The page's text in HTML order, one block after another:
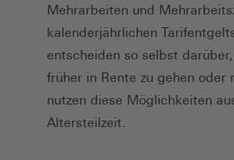
Mehrarbeiten und
kalenderjährlichen
entscheiden so selbst
früher in Rente zu gehen
nutzen diese Möglichkeiten
Altersteilzeit.